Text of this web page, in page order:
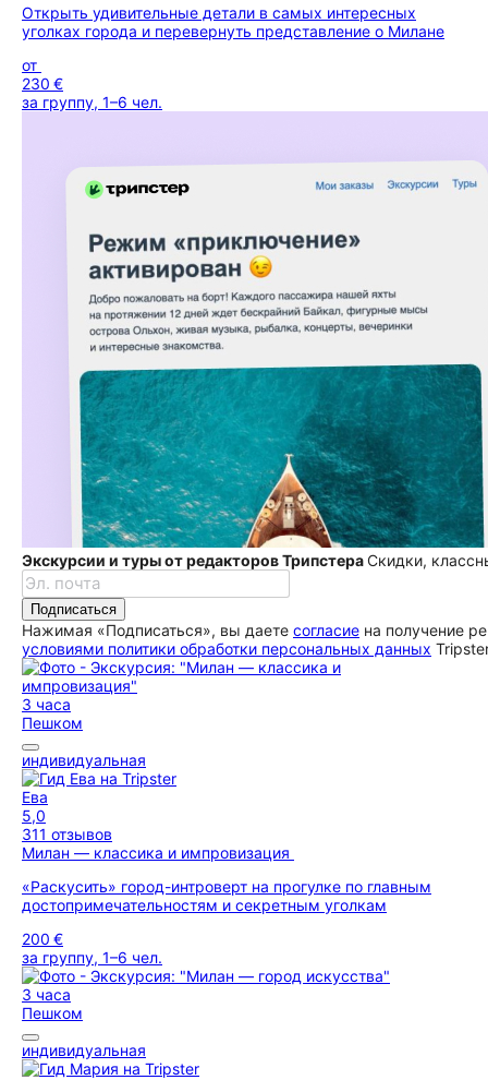
Открыть удивительные детали в самых интересных
уголках города и перевернуть представление о Милане
от
230 €
за группу, 1–6 чел.
Экскурсии и туры от редакторов ТрипстераСкидки,
Подписаться
Нажимая «Подписаться», вы даете согласие на получение
условиями политики обработки персональных данных
3 часа
Пешком
индивидуальная
Ева
5,0
311 отзывов
Милан — классика и импровизация
«Раскусить» город-интроверт на прогулке по главным
достопримечательностям и секретным уголкам
200 €
за группу, 1–6 чел.
3 часа
Пешком
индивидуальная